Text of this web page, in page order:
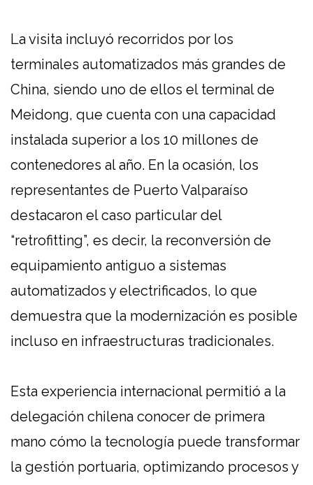
La visita incluyó recorridos por los
terminales automatizados más grandes de
China, siendo uno de ellos el terminal de
Meidong, que cuenta con una capacidad
instalada superior a los 10 millones de
contenedores al año. En la ocasión, los
representantes de Puerto Valparaíso
destacaron el caso particular del
“retrofitting”, es decir, la reconversión de
equipamiento antiguo a sistemas
automatizados y electrificados, lo que
demuestra que la modernización es posible
incluso en infraestructuras tradicionales.
Esta experiencia internacional permitió a la
delegación chilena conocer de primera
mano cómo la tecnología puede transformar
la gestión portuaria, optimizando procesos y